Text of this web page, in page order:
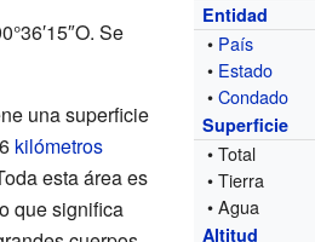
Entidad
• País
• Estado
•Condado
Superficie
• Total
• Tierra
• Agua
Altitud
Se
una superficie
kilómetros
esta área es
que significa